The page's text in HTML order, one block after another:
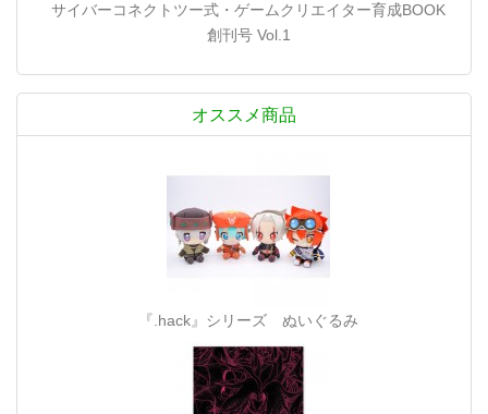
サイバーコネクトツー式・ゲームクリエイター育成BOOK
創刊号 Vol.1
オススメ商品
『.hack』シリーズ ぬいぐるみ